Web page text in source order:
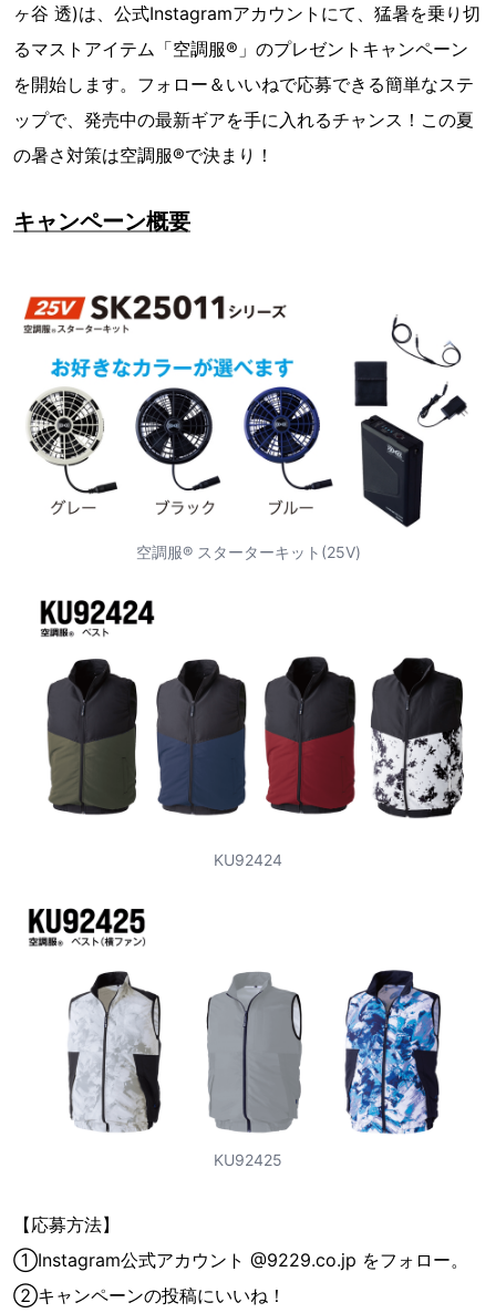
ヶ谷 透)は、公式Instagramアカウントにて、猛暑を乗り切
るマストアイテム「空調服®」のプレゼントキャンペーン
を開始します。フォロー＆いいねで応募できる簡単なステ
ップで、発売中の最新ギアを手に入れるチャンス！この夏
の暑さ対策は空調服®で決まり！
キャンペーン概要
空調服® スターターキット(25V)
KU92424
KU92425
【応募方法】
①Instagram公式アカウント @9229.co.jp をフォロー。
②キャンペーンの投稿にいいね！